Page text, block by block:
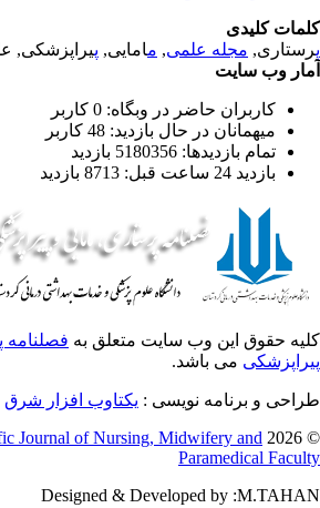
کلیدی
مجله علمی, م امایی, پیراپزشکی,
وب سایت
کاربران حاضر در وبگاه: 0 کاربر
میهمانان در حال بازدید: 48 کاربر
تمام بازدید‌ها: 5180356 بازدید
بازدید 24 ساعت قبل: 8713 بازدید
حقوق این وب سایت متعلق بهفصلنامه
می باشد.
و برنامه نویسی : یکتاوب افزار شرق
©
Journal of Nursing, Midwifery and
Paramedical
Designed & Developed by